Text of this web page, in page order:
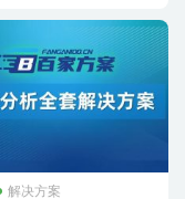
解决方案